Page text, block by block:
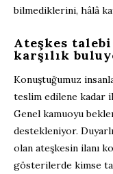
bilmediklerini, hâlâ
Ateşkes
karşılık
Konuştuğumuz
teslim edilene kadar
Genel kamuoyu
destekleniyor.
olan ateşkesin ilanı
gösterilerde kimse